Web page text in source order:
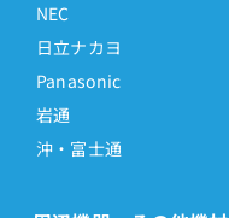
NEC
日立ナカヨ
Panasonic
岩通
沖・富士通